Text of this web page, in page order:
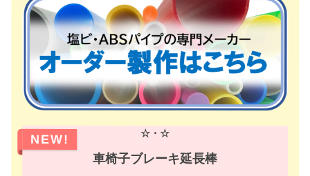
NEW! ☆・☆
車椅子ブレーキ延長棒